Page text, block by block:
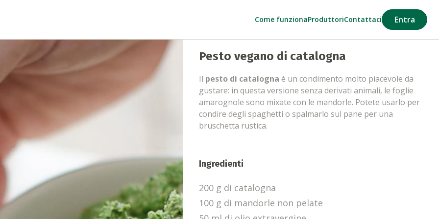
Come funzionaProduttoriContattaci Entra
Pesto vegano di catalogna
Il pesto di catalogna è un condimento molto piacevole da
gustare: in questa versione senza derivati animali, le foglie
amarognole sono mixate con le mandorle. Potete usarlo per
condire degli spaghetti o spalmarlo sul pane per una
bruschetta rustica.
Ingredienti
200 g di catalogna
100 g di mandorle non pelate